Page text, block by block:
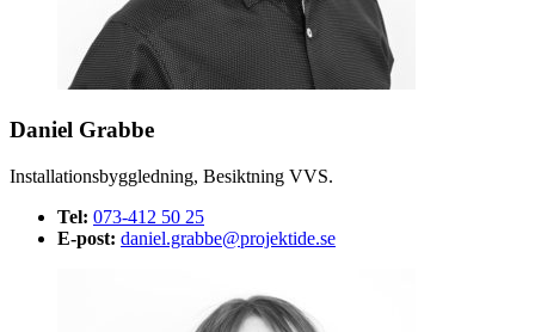
Daniel Grabbe
Installationsbyggledning, Besiktning VVS.
Tel: 073-412 50 25
E-post: daniel.grabbe@projektide.se